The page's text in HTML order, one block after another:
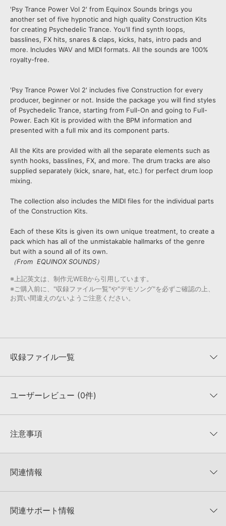
'Psy Trance Power Vol 2' from Equinox Sounds brings you
another set of five hypnotic and high quality Construction Kits
for creating Psychedelic Trance. You'll find synth loops,
basslines, FX hits, snares & claps, kicks, hats, intro pads and
more. Includes WAV and MIDI formats. All the sounds are 100%
royalty-free.
'Psy Trance Power Vol 2' includes five Construction for every
producer, beginner or not. Inside the package you will find styles
of Psychedelic Trance, starting from Full-On and going to Full-
Power. Each Kit is provided with the BPM information and
presented with a full mix and its component parts.
All the Kits are provided with all the separate elements such as
synth hooks, basslines, FX, and more. The drum tracks are also
supplied separately (kick, snare, hat, etc.) for perfect drum loop
mixing.
The collection also includes the MIDI files for the individual parts
of the Construction Kits.
Each of these Kits is given its own unique treatment, to create a
pack which has all of the unmistakable hallmarks of the genre
but with a sound all of its own.
（From EQUINOX SOUNDS）
※上記英文は、制作元WEBから引用しています。
※ご購入前に、"収録ファイル一覧"や"デモソング"を必ずご確認の上、
お買い間違えのないようご注意ください。
収録ファイル一覧
収録ファイル一覧
ユーザーレビュー (0件)
★★★★★
★5
★4
★1
0%
注意事項
KONTAKTフォーマットは、
でお使いいただけます。無償版のKONTAKT PLAYERではお使いい
4GBを超えるデータに関するご注意：
FAT32でフォーマットされた
関連情報
PSY TRANCE POWER VOL 2のサポート情報
関連サポート情報